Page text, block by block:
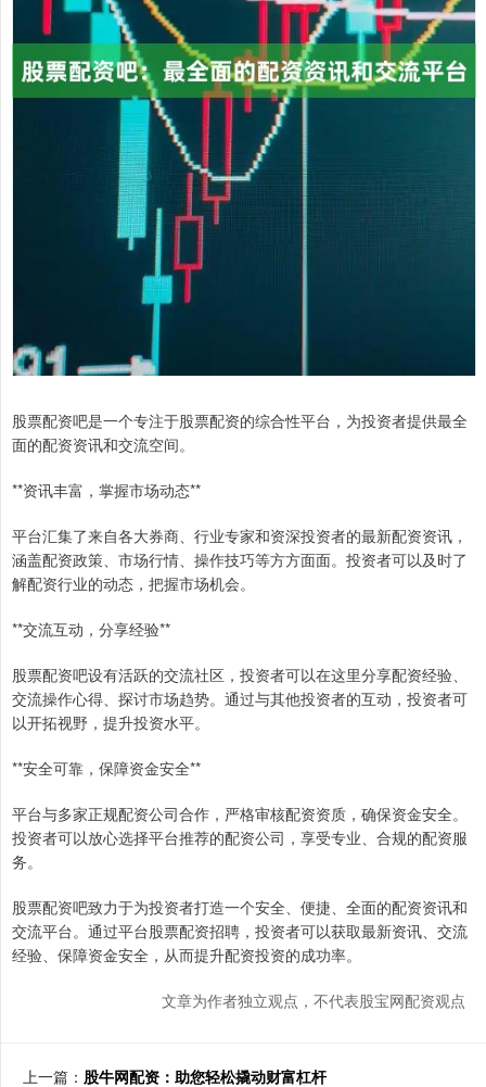
股票配资吧是一个专注于股票配资的综合性平台，为投资者提供最全
面的配资资讯和交流空间。
**资讯丰富，掌握市场动态**
平台汇集了来自各大券商、行业专家和资深投资者的最新配资资讯，
涵盖配资政策、市场行情、操作技巧等方方面面。投资者可以及时了
解配资行业的动态，把握市场机会。
**交流互动，分享经验**
股票配资吧设有活跃的交流社区，投资者可以在这里分享配资经验、
交流操作心得、探讨市场趋势。通过与其他投资者的互动，投资者可
以开拓视野，提升投资水平。
**安全可靠，保障资金安全**
平台与多家正规配资公司合作，严格审核配资资质，确保资金安全。
投资者可以放心选择平台推荐的配资公司，享受专业、合规的配资服
务。
股票配资吧致力于为投资者打造一个安全、便捷、全面的配资资讯和
交流平台。通过平台股票配资招聘，投资者可以获取最新资讯、交流
经验、保障资金安全，从而提升配资投资的成功率。
文章为作者独立观点，不代表股宝网配资观点
上一篇： 股牛网配资：助您轻松撬动财富杠杆